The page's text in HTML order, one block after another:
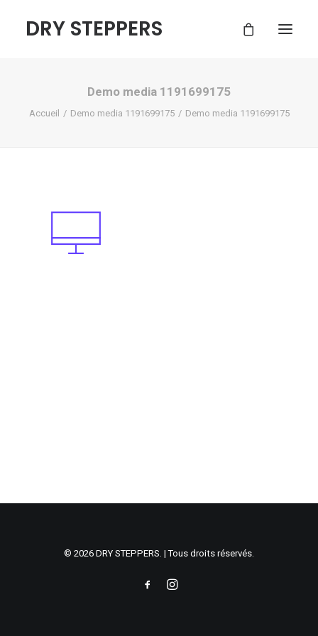
DRY STEPPERS
ACCUEIL
Demo media 1191699175
Accueil Demo media 1191699175 Demo media 1191699175
© 2026 DRY STEPPERS. | Tous droits réservés.